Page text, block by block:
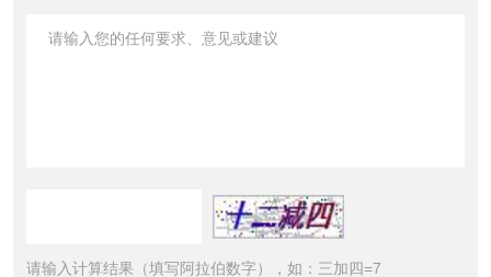
请输入计算结果（填写阿拉伯数字），如：三加四=7